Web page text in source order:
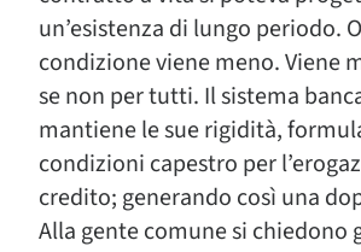
un’esistenza di lungo periodo.
condizione viene meno. Viene
se non per tutti. Il sistema
mantiene le sue rigidità,
condizioni capestro per
credito; generando così una
Alla gente comune si chiedono